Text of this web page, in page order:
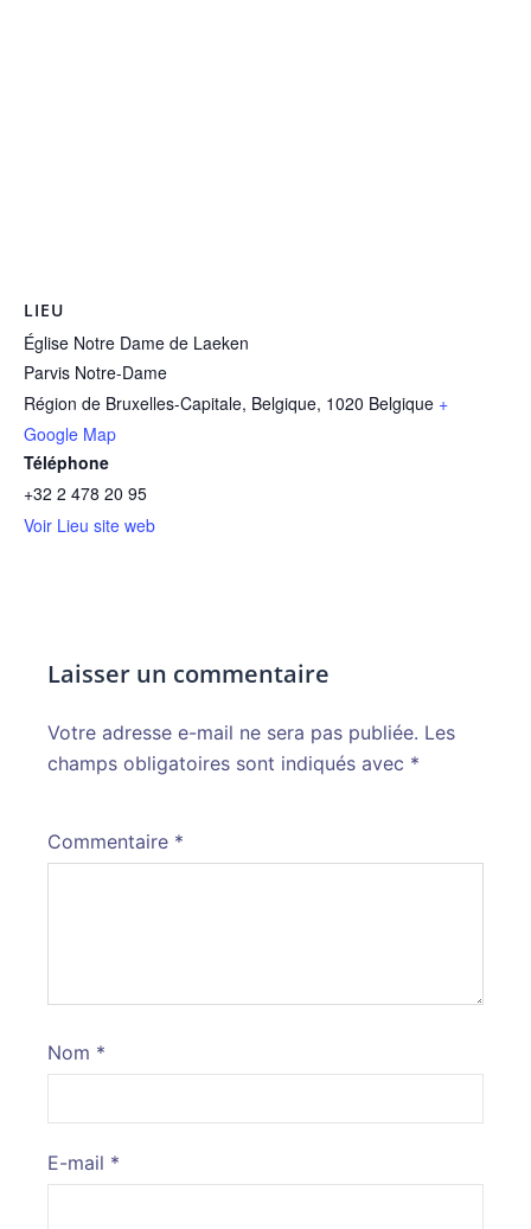
LIEU
Église Notre Dame de Laeken
Parvis Notre-Dame
Région de Bruxelles-Capitale, Belgique, 1020 Belgique +
Google Map
Téléphone
+32 2 478 20 95
Voir Lieu site web
Laisser un commentaire
Votre adresse e-mail ne sera pas publiée. Les
champs obligatoires sont indiqués avec *
Commentaire *
Nom *
E-mail *
Alternative: